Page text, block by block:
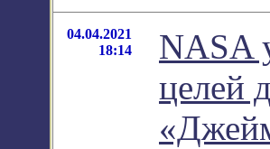
04.04.2021
18:14
NASA
целей